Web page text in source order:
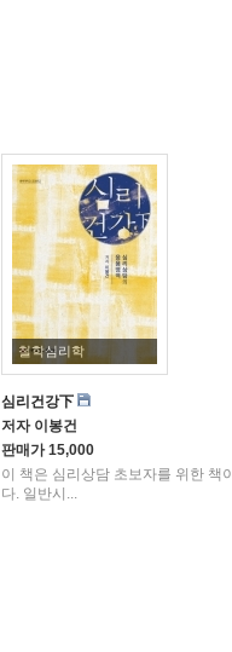
철학심리학
심리건강下
저자이봉건
판매가15,000
이 책은 심리상담 초보자를 위한 책이
다. 일반시...